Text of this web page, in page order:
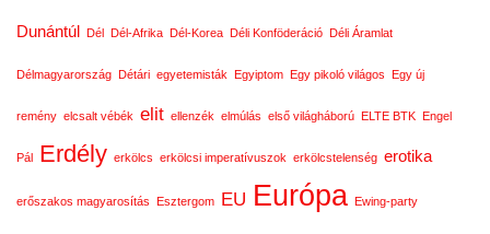
Dunántúl Dél Dél-Afrika Dél-Korea Déli Konföderáció Déli Áramlat
Délmagyarország Détári egyetemisták Egyiptom Egy pikoló világos Egy új
remény elcsalt vébék elit ellenzék elmúlás első világháború ELTE BTK Engel
Pál Erdély erkölcs erkölcsi imperatívuszok erkölcstelenség erotika
erőszakos magyarosítás Esztergom EU Európa Ewing-party